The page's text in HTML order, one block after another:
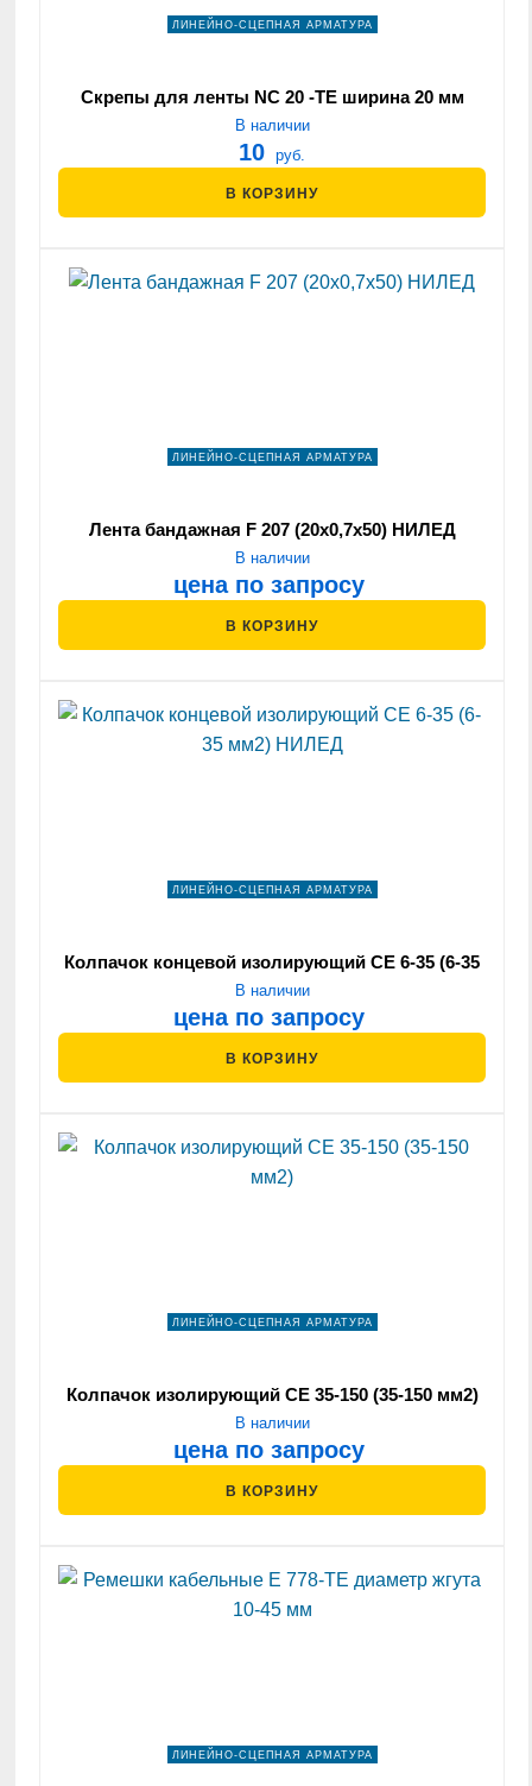
ЛИНЕЙНО-СЦЕПНАЯ АРМАТУРА
Скрепы для ленты NC 20 -ТЕ ширина 20 мм
В наличии
10 руб.
В КОРЗИНУ
ЛИНЕЙНО-СЦЕПНАЯ АРМАТУРА
Лента бандажная F 207 (20х0,7х50) НИЛЕД
В наличии
цена по запросу
В КОРЗИНУ
ЛИНЕЙНО-СЦЕПНАЯ АРМАТУРА
Колпачок концевой изолирующий СЕ 6-35 (6-35
мм2) НИЛЕД
В наличии
цена по запросу
В КОРЗИНУ
ЛИНЕЙНО-СЦЕПНАЯ АРМАТУРА
Колпачок изолирующий СЕ 35-150 (35-150 мм2)
В наличии
цена по запросу
В КОРЗИНУ
ЛИНЕЙНО-СЦЕПНАЯ АРМАТУРА